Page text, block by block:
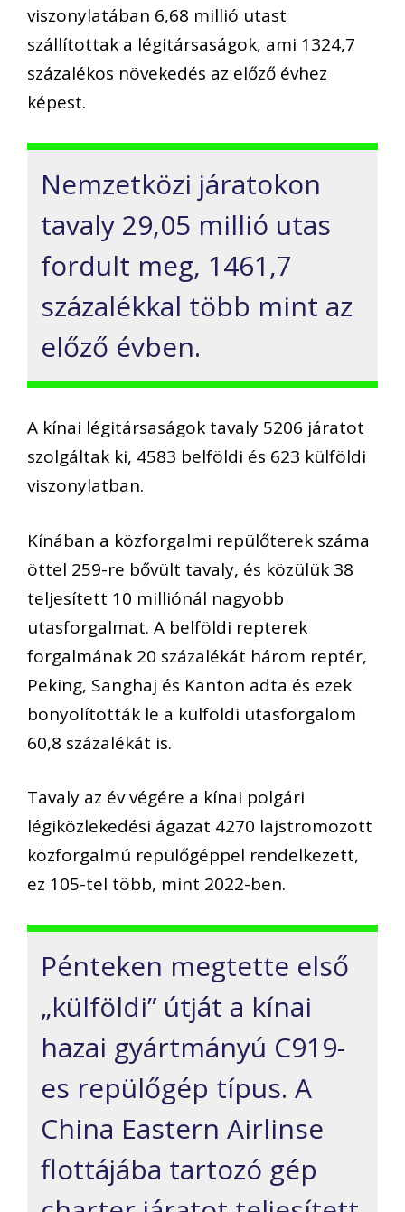
viszonylatában 6,68 millió utast
szállítottak a légitársaságok, ami 1324,7
százalékos növekedés az előző évhez
képest.
Nemzetközi járatokon
tavaly 29,05 millió utas
fordult meg, 1461,7
százalékkal több mint az
előző évben.
A kínai légitársaságok tavaly 5206 járatot
szolgáltak ki, 4583 belföldi és 623 külföldi
viszonylatban.
Kínában a közforgalmi repülőterek száma
öttel 259-re bővült tavaly, és közülük 38
teljesített 10 milliónál nagyobb
utasforgalmat. A belföldi repterek
forgalmának 20 százalékát három reptér,
Peking, Sanghaj és Kanton adta és ezek
bonyolították le a külföldi utasforgalom
60,8 százalékát is.
Tavaly az év végére a kínai polgári
légiközlekedési ágazat 4270 lajstromozott
közforgalmú repülőgéppel rendelkezett,
ez 105-tel több, mint 2022-ben.
Pénteken megtette első
„külföldi” útját a kínai
hazai gyártmányú C919-
es repülőgép típus. A
China Eastern Airlinse
flottájába tartozó gép